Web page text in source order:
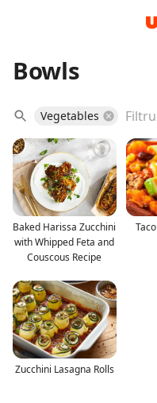
Bowls
Vegetables
Baked Harissa Zucchini
with Whipped Feta and
Couscous Recipe
Zucchini Lasagna Rolls